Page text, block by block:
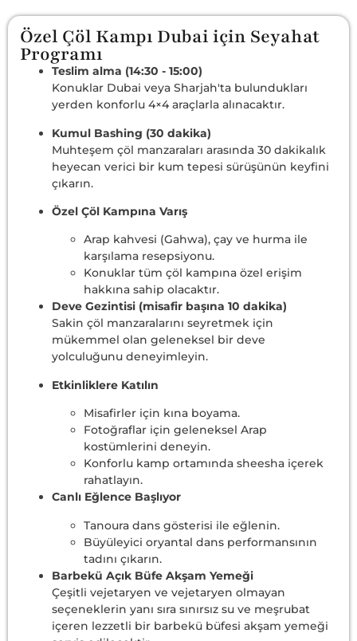
Özel Çöl Kampı Dubai için Seyahat
Programı
Teslim alma (14:30 - 15:00)
Konuklar Dubai veya Sharjah'ta bulundukları
yerden konforlu 4×4 araçlarla alınacaktır.
Kumul Bashing (30 dakika)
Muhteşem çöl manzaraları arasında 30 dakikalık
heyecan verici bir kum tepesi sürüşünün keyfini
çıkarın.
Özel Çöl Kampına Varış
Arap kahvesi (Gahwa), çay ve hurma ile
karşılama resepsiyonu.
Konuklar tüm çöl kampına özel erişim
hakkına sahip olacaktır.
Deve Gezintisi (misafir başına 10 dakika)
Sakin çöl manzaralarını seyretmek için
mükemmel olan geleneksel bir deve
yolculuğunu deneyimleyin.
Etkinliklere Katılın
Misafirler için kına boyama.
Fotoğraflar için geleneksel Arap
kostümlerini deneyin.
Konforlu kamp ortamında sheesha içerek
rahatlayın.
Canlı Eğlence Başlıyor
Tanoura dans gösterisi ile eğlenin.
Büyüleyici oryantal dans performansının
tadını çıkarın.
Barbekü Açık Büfe Akşam Yemeği
Çeşitli vejetaryen ve vejetaryen olmayan
seçeneklerin yanı sıra sınırsız su ve meşrubat
içeren lezzetli bir barbekü büfesi akşam yemeği